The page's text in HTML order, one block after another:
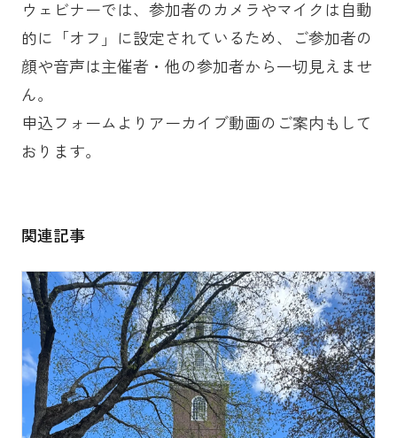
ウェビナーでは、参加者のカメラやマイクは自動
的に「オフ」に設定されているため、ご参加者の
顔や音声は主催者・他の参加者から一切見えませ
ん。
申込フォームよりアーカイブ動画のご案内もして
おります。
関連記事